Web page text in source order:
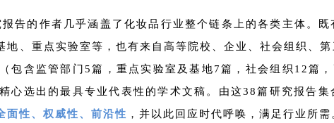
告的作者几乎涵盖了化妆品行业整个链条上的各类主体。
地、重点实验室等，也有来自高等院校、企业、社会组织、第
包含监管部门5篇，重点实验室及基地7篇，社会组织12篇
心选出的最具专业代表性的学术文稿。由这38篇研究报告
面性、权威性、前沿性 ， 并以此回应时代呼唤，满足行业所需